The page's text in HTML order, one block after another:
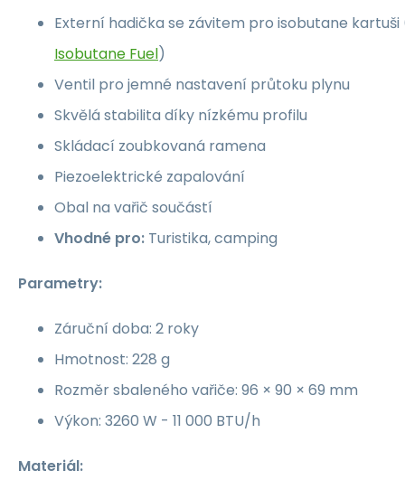
Externí hadička se závitem pro isobutane
Isobutane Fuel)
Ventil pro jemné nastavení průtoku plynu
Skvělá stabilita díky nízkému profilu
Skládací zoubkovaná ramena
Piezoelektrické zapalování
Obal na vařič součástí
Vhodné pro: Turistika, camping
Parametry:
Záruční doba: 2 roky
Hmotnost: 228 g
Rozměr sbaleného vařiče: 96 × 90 × 69 mm
Výkon: 3260 W - 11 000 BTU/h
Materiál: